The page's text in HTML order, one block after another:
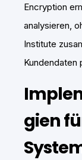
Encryption
analysieren,
Institute
Kundendaten
gien